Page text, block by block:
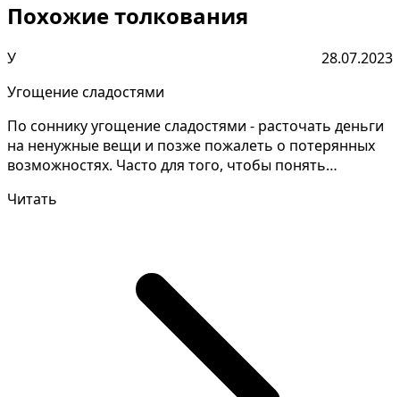
Похожие толкования
У
28.07.2023
Угощение сладостями
По соннику угощение сладостями - расточать деньги
на ненужные вещи и позже пожалеть о потерянных
возможностях. Часто для того, чтобы понять
Читать